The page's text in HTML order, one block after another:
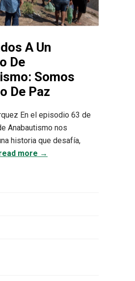
A Un
De
Somos
De Paz
En el episodio 63 de
Anabautismo nos
historia que desafía,
more →